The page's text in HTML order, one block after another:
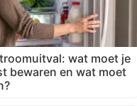
wat moet je
bewaren en wat moet